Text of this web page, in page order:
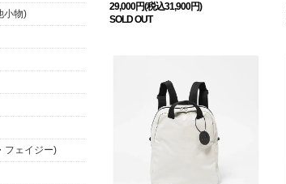
29,000円(税込31,900円)
SOLD OUT
小物)
フェイジー)